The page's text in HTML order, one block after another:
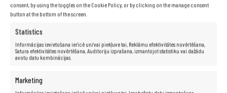
consent, by using the toggles on the Cookie Policy, or by clicking on the manage consent
button at the bottom of the screen.
Statistics
Informācijas ievietošana ierīcē un/vai piekļuve tai, Reklāmu efektivitātes novērtēšana,
Satura efektivitātes novērtēšana, Auditoriju izprašana, izmantojot statistiku vai dažādu
avotu datu kombinācijas.
Marketing